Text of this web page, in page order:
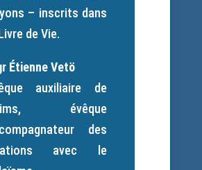
– inscrits dans
de Vie.
Étienne Vetö
auxiliaire de
évêque
des
avec le